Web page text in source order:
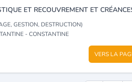
ET RECOUVREMENT ET
GESTION, DESTRUCTION)
- CONSTANTINE
VERS LA